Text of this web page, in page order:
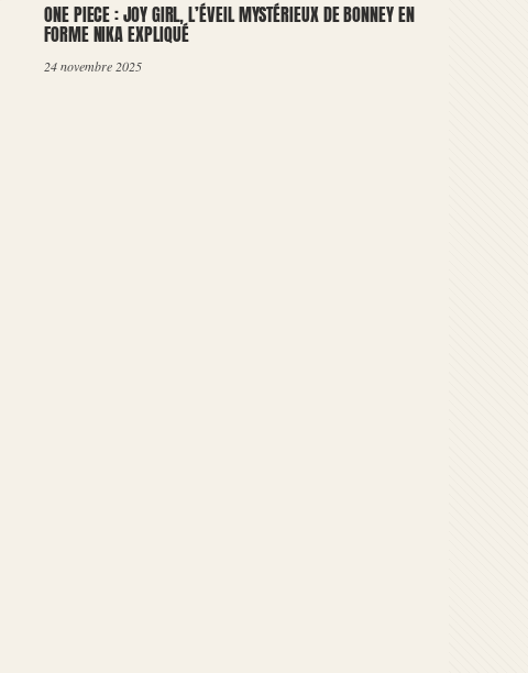
ONE PIECE : JOY GIRL, L’ÉVEIL MYSTÉRIEUX DE BONNEY EN
FORME NIKA EXPLIQUÉ
24 novembre 2025